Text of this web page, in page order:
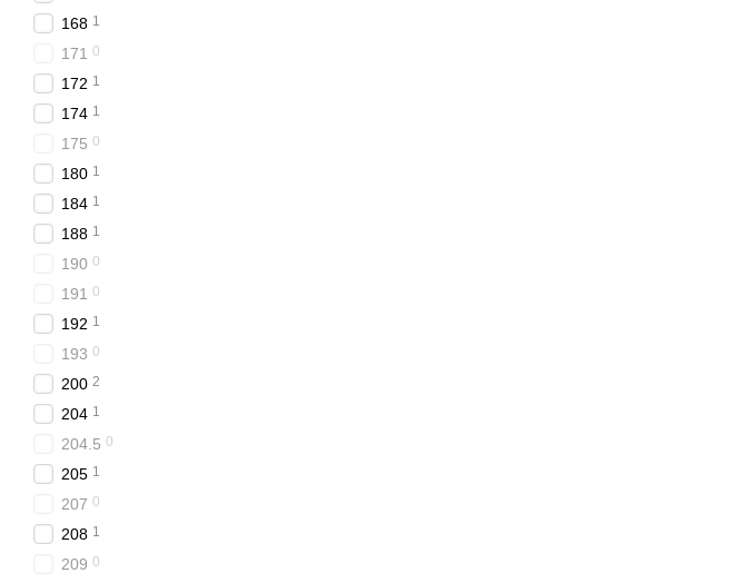
168 1
171 0
172 1
174 1
175 0
180 1
184 1
188 1
190 0
191 0
192 1
193 0
200 2
204 1
204.5 0
205 1
207 0
208 1
209 0